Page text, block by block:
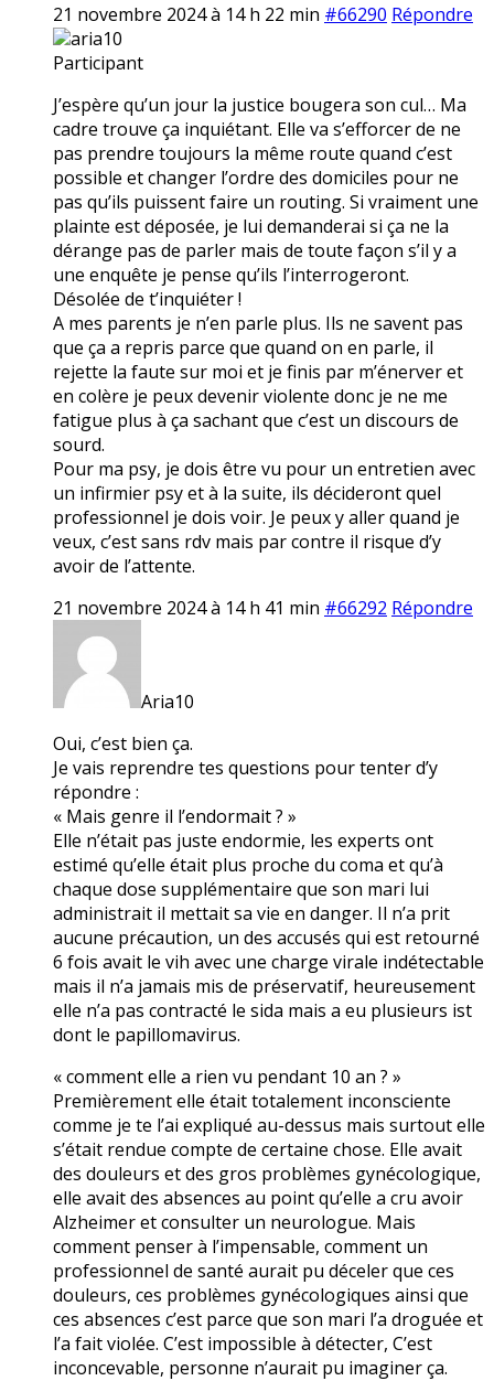
21 novembre 2024 à 14 h 22 min #66290 Répondre
aria10
Participant
J’espère qu’un jour la justice bougera son cul… Ma
cadre trouve ça inquiétant. Elle va s’efforcer de ne
pas prendre toujours la même route quand c’est
possible et changer l’ordre des domiciles pour ne
pas qu’ils puissent faire un routing. Si vraiment une
plainte est déposée, je lui demanderai si ça ne la
dérange pas de parler mais de toute façon s’il y a
une enquête je pense qu’ils l’interrogeront.
Désolée de t’inquiéter !
A mes parents je n’en parle plus. Ils ne savent pas
que ça a repris parce que quand on en parle, il
rejette la faute sur moi et je finis par m’énerver et
en colère je peux devenir violente donc je ne me
fatigue plus à ça sachant que c’est un discours de
sourd.
Pour ma psy, je dois être vu pour un entretien avec
un infirmier psy et à la suite, ils décideront quel
professionnel je dois voir. Je peux y aller quand je
veux, c’est sans rdv mais par contre il risque d’y
avoir de l’attente.
21 novembre 2024 à 14 h 41 min #66292 Répondre
Aria10
Oui, c’est bien ça.
Je vais reprendre tes questions pour tenter d’y
répondre :
« Mais genre il l’endormait ? »
Elle n’était pas juste endormie, les experts ont
estimé qu’elle était plus proche du coma et qu’à
chaque dose supplémentaire que son mari lui
administrait il mettait sa vie en danger. Il n’a prit
aucune précaution, un des accusés qui est retourné
6 fois avait le vih avec une charge virale indétectable
mais il n’a jamais mis de préservatif, heureusement
elle n’a pas contracté le sida mais a eu plusieurs ist
dont le papillomavirus.
« comment elle a rien vu pendant 10 an ? »
Premièrement elle était totalement inconsciente
comme je te l’ai expliqué au-dessus mais surtout elle
s’était rendue compte de certaine chose. Elle avait
des douleurs et des gros problèmes gynécologique,
elle avait des absences au point qu’elle a cru avoir
Alzheimer et consulter un neurologue. Mais
comment penser à l’impensable, comment un
professionnel de santé aurait pu déceler que ces
douleurs, ces problèmes gynécologiques ainsi que
ces absences c’est parce que son mari l’a droguée et
l’a fait violée. C’est impossible à détecter, C’est
inconcevable, personne n’aurait pu imaginer ça.